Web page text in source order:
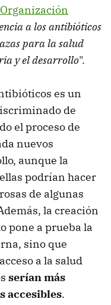
a los antibióticos
para la salud
y el desarrollo".
es un
de
el proceso de
nuevos
aunque la
podrían hacer
de algunas
la creación
pone a prueba la
sino que
a la salud
serían más
accesibles.